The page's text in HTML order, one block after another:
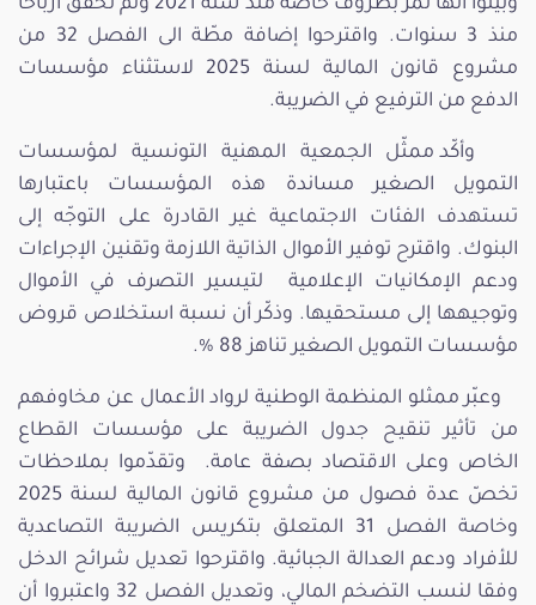
وبيّنوا أنها تمرّ بظروف خاصة منذ سنة 2021 ولم تحقّق أرباحا
منذ 3 سنوات. واقترحوا إضافة مطّة الى الفصل 32 من
مشروع قانون المالية لسنة 2025 لاستثناء مؤسسات
الدفع من الترفيع في الضريبة.
وأكّد ممثّل الجمعية المهنية التونسية لمؤسسات
التمويل الصغير مساندة هذه المؤسسات باعتبارها
تستهدف الفئات الاجتماعية غير القادرة على التوجّه إلى
البنوك. واقترح توفير الأموال الذاتية اللازمة وتقنين الإجراءات
ودعم الإمكانيات الإعلامية لتيسير التصرف في الأموال
وتوجيهها إلى مستحقيها. وذكّر أن نسبة استخلاص قروض
مؤسسات التمويل الصغير تناهز 88 %.
وعبّر ممثلو المنظمة الوطنية لرواد الأعمال عن مخاوفهم
من تأثير تنقيح جدول الضريبة على مؤسسات القطاع
الخاص وعلى الاقتصاد بصفة عامة. وتقدّموا بملاحظات
تخصّ عدة فصول من مشروع قانون المالية لسنة 2025
وخاصة الفصل 31 المتعلق بتكريس الضريبة التصاعدية
للأفراد ودعم العدالة الجبائية. واقترحوا تعديل شرائح الدخل
وفقا لنسب التضخم المالي، وتعديل الفصل 32 واعتبروا أن